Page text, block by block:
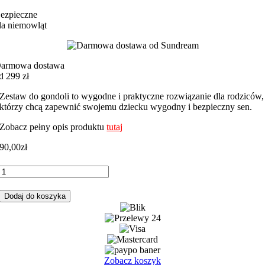
niemowląt
dostawa
299 zł
Zestaw do gondoli to wygodne i praktyczne rozwiązanie dla rodziców,
którzy chcą zapewnić swojemu dziecku wygodny i bezpieczny sen.
Zobacz pełny opis produktututaj
90,00zł
Dodaj do koszyka
Zobacz koszyk